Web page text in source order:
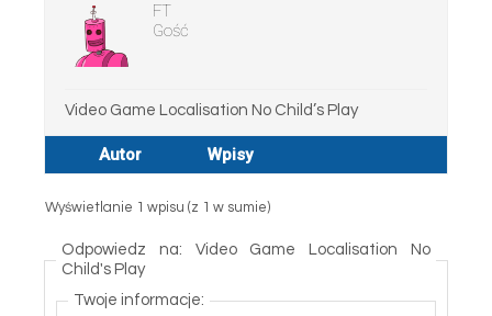
FT
Gość
Video Game Localisation No Child’s Play
Autor Wpisy
Wyświetlanie 1 wpisu (z 1 w sumie)
Odpowiedz na: Video Game Localisation No
Child's Play
Twoje informacje: